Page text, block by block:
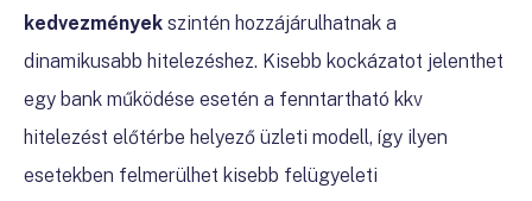
kedvezmények szintén hozzájárulhatnak a
dinamikusabb hitelezéshez. Kisebb kockázatot jelenthet
egy bank működése esetén a fenntartható kkv
hitelezést előtérbe helyező üzleti modell, így ilyen
esetekben felmerülhet kisebb felügyeleti